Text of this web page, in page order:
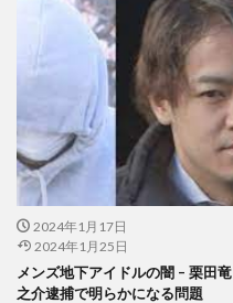
2024年1月17日
2024年1月25日
メンズ地下アイドルの闇 – 栗田竜
之介逮捕で明らかになる問題